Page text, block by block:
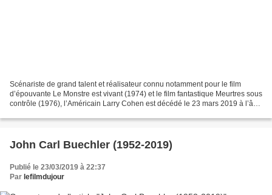
Scénariste de grand talent et réalisateur connu notamment pour le film
d’épouvante Le Monstre est vivant (1974) et le film fantastique Meurtres sous
contrôle (1976), l’Américain Larry Cohen est décédé le 23 mars 2019 à l’âge
John Carl Buechler (1952-2019)
Publié le 23/03/2019 à 22:37
Par lefilmdujour